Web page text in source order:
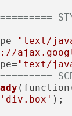
"text/
"text/
'div.box' );